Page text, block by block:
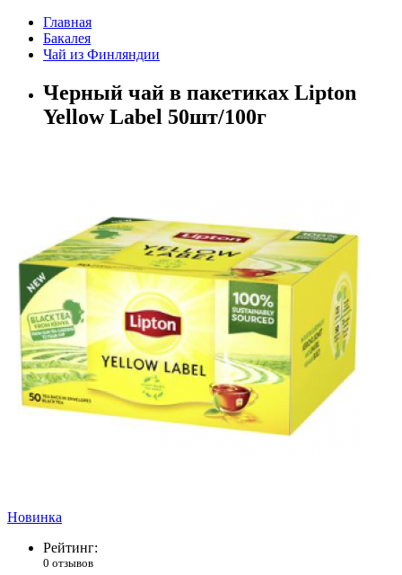
Главная
Бакалея
Чай из Финляндии
Черный чай в пакетиках Lipton
Yellow Label 50шт/100г
Новинка
Рейтинг:
0 отзывов